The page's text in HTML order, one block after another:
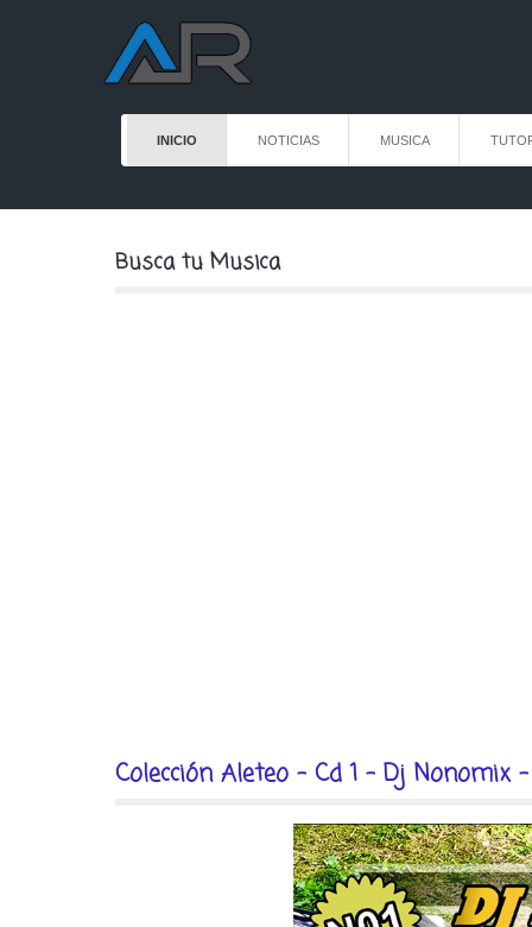
INICIO NOTICIAS MUSICA
Busca tu Musica
Colección Aleteo - Cd 1 - Dj Nonomix